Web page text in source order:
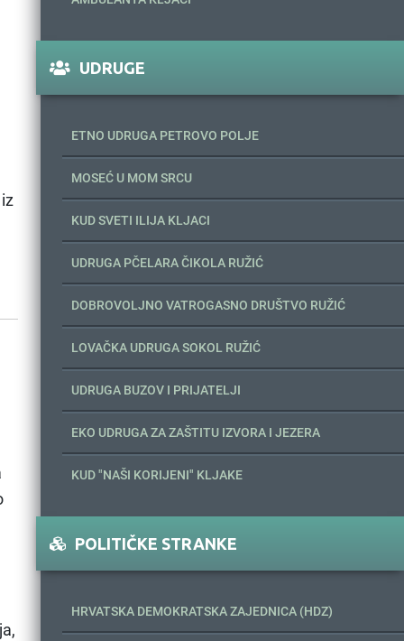
UDRUGE
ETNO UDRUGA PETROVO POLJE
MOSEĆ U MOM SRCU
KUD SVETI ILIJA KLJACI
UDRUGA PČELARA ČIKOLA RUŽIĆ
DOBROVOLJNO VATROGASNO DRUŠTVO RUŽIĆ
LOVAČKA UDRUGA SOKOL RUŽIĆ
UDRUGA BUZOV I PRIJATELJI
EKO UDRUGA ZA ZAŠTITU IZVORA I JEZERA
KUD "NAŠI KORIJENI" KLJAKE
POLITIČKE STRANKE
HRVATSKA DEMOKRATSKA ZAJEDNICA (HDZ)